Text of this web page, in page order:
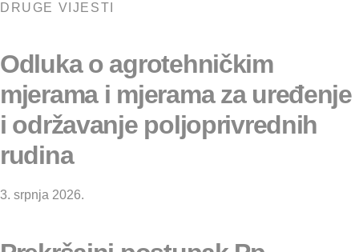
DRUGE VIJESTI
Odluka o agrotehničkim
mjerama i mjerama za uređenje
i održavanje poljoprivrednih
rudina
3. srpnja 2026.